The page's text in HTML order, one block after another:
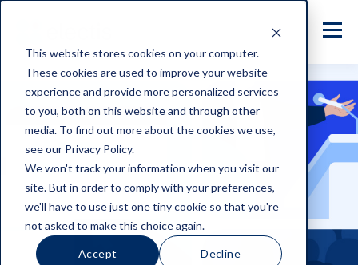
This website stores cookies on your computer.
These cookies are used to improve your website
experience and provide more personalized services
to you, both on this website and through other
media. To find out more about the cookies we use,
see our Privacy Policy.
We won't track your information when you visit our
site. But in order to comply with your preferences,
we'll have to use just one tiny cookie so that you're
not asked to make this choice again.
Accept Decline